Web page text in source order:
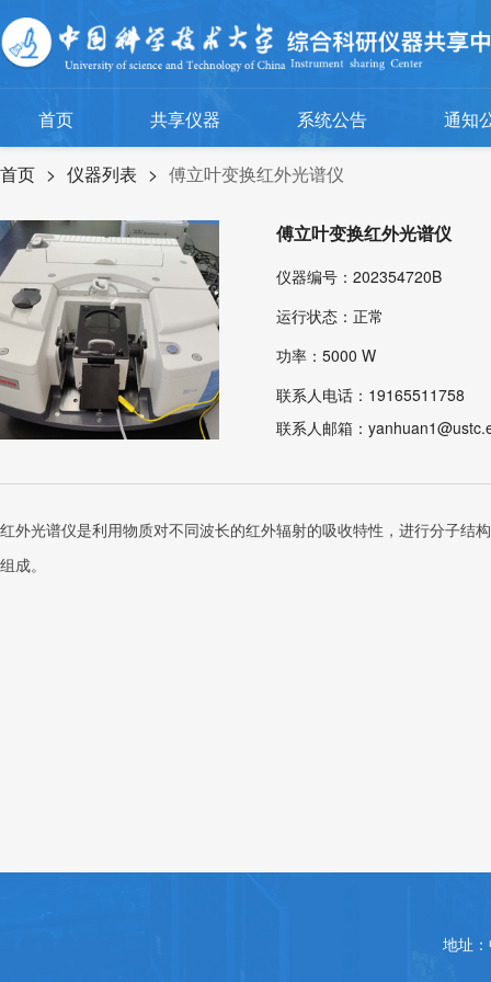
首页 共享仪器 系统公告 通知
首页 > 仪器列表 > 傅立叶变换红外光谱仪
傅立叶变换红外光谱仪
仪器编号：202354720B
运行状态：正常
功率：5000 W
联系人电话：19165511758
联系人邮箱：
红外光谱仪是利用物质对不同波长的红外辐射的吸收特性，进行分子结
组成。
地址